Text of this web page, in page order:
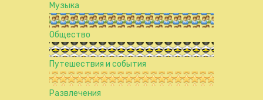
Музыка
Общество
Путешествия и события
Развлечения